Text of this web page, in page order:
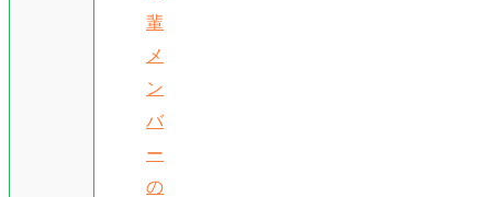
輩
メ
ン
バ
ー
の